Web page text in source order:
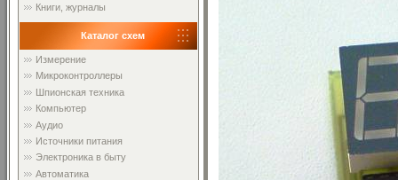
Книги, журналы
Каталог схем
Измерение
Микроконтроллеры
Шпионская техника
Компьютер
Аудио
Источники питания
Электроника в быту
Автоматика